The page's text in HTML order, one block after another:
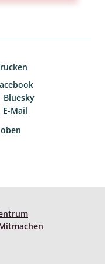
Bluesky
E-Mail